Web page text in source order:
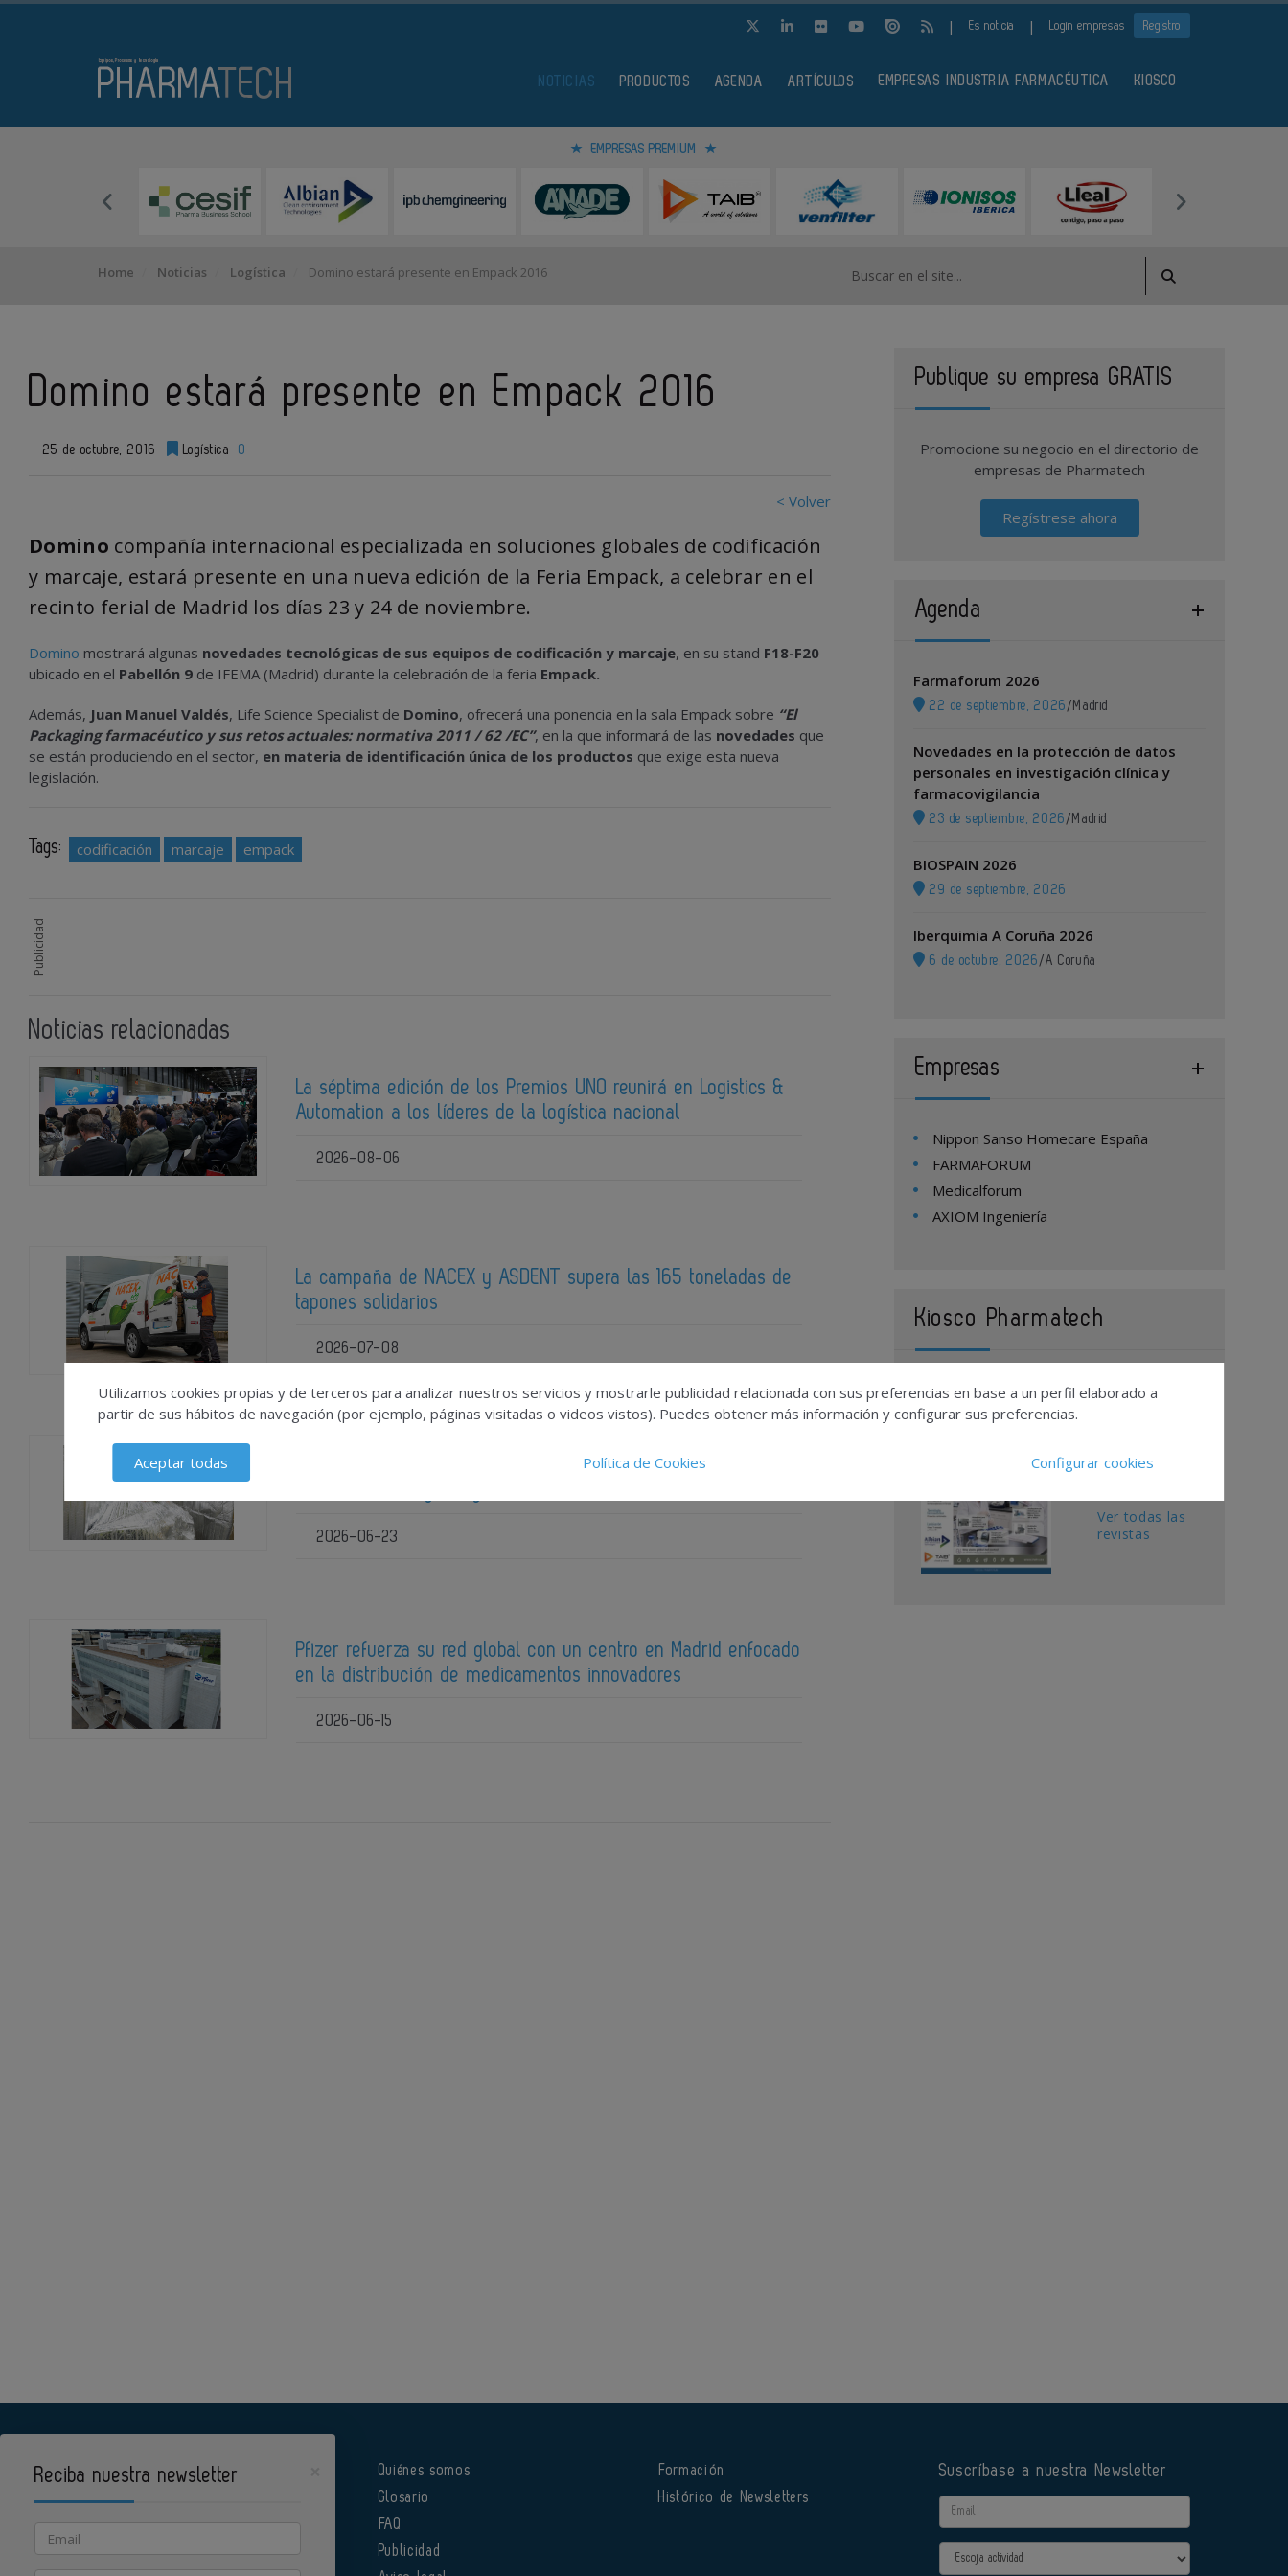
| Es noticia | Login empresas Registro
NOTICIAS PRODUCTOS AGENDA ARTÍCULOS EMPRESAS INDUSTRIA FARMACÉUTICA KIOSCO
EMPRESAS PREMIUM
Home Noticias Logística Domino estará presente en Empack 2016
Domino estará presente en Empack 2016
25 de octubre, 2016 Logística 0
< Volver
Domino compañía internacional especializada en soluciones globales de codificación
y marcaje, estará presente en una nueva edición de la Feria Empack, a celebrar en el
recinto ferial de Madrid los días 23 y 24 de noviembre.
Domino mostrará algunas novedades tecnológicas de sus equipos de codificación y marcaje, en su stand F18-F20
ubicado en el Pabellón 9 de IFEMA (Madrid) durante la celebración de la feria Empack.
Además, Juan Manuel Valdés, Life Science Specialist de Domino, ofrecerá una ponencia en la sala Empack sobre “El
Packaging farmacéutico y sus retos actuales: normativa 2011 / 62 /EC”, en la que informará de las novedades que
se están produciendo en el sector, en materia de identificación única de los productos que exige esta nueva
legislación.
Tags: codificación marcaje empack
Publicidad
Noticias relacionadas
La séptima edición de los Premios UNO reunirá en Logistics &
Automation a los líderes de la logística nacional
2026-08-06
La campaña de NACEX y ASDENT supera las 165 toneladas de
tapones solidarios
2026-07-08
UPS impulsa la logística sanitaria compleja con nuevos centros
2026-06-23
Pfizer refuerza su red global con un centro en Madrid enfocado
en la distribución de medicamentos innovadores
2026-06-15
Publique su empresa GRATIS
Promocione su negocio en el directorio de
empresas de Pharmatech
Regístrese ahora
Agenda
Farmaforum 2026
22 de septiembre, 2026 / Madrid
Novedades en la protección de datos
personales en investigación clínica y
farmacovigilancia
23 de septiembre, 2026 / Madrid
BIOSPAIN 2026
29 de septiembre, 2026
Iberquimia A Coruña 2026
6 de octubre, 2026 /A Coruña
Empresas
Nippon Sanso Homecare España
FARMAFORUM
Medicalforum
AXIOM Ingeniería
Kiosco Pharmatech
Contacto
Calendario
Ver todas las
revistas
Quiénes somos
Glosario
FAQ
Publicidad
Formación
Histórico de Newsletters
Suscríbase a nuestra Newsletter
Email
Actividad
Utilizamos cookies propias y de terceros para analizar nuestros servicios y mostrarle publicidad relacionada con sus preferencias en base a un perfil elaborado a
partir de sus hábitos de navegación (por ejemplo, páginas visitadas o videos vistos). Puedes obtener más información y configurar sus preferencias.
Aceptar todas Política de Cookies Configurar cookies
Reciba nuestra newsletter
Email